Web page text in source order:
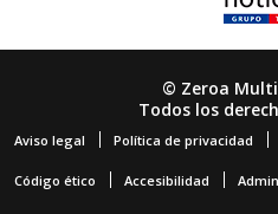
© Zeroa
Todos los
Aviso legal Política de privacidad
Código ético Accesibilidad